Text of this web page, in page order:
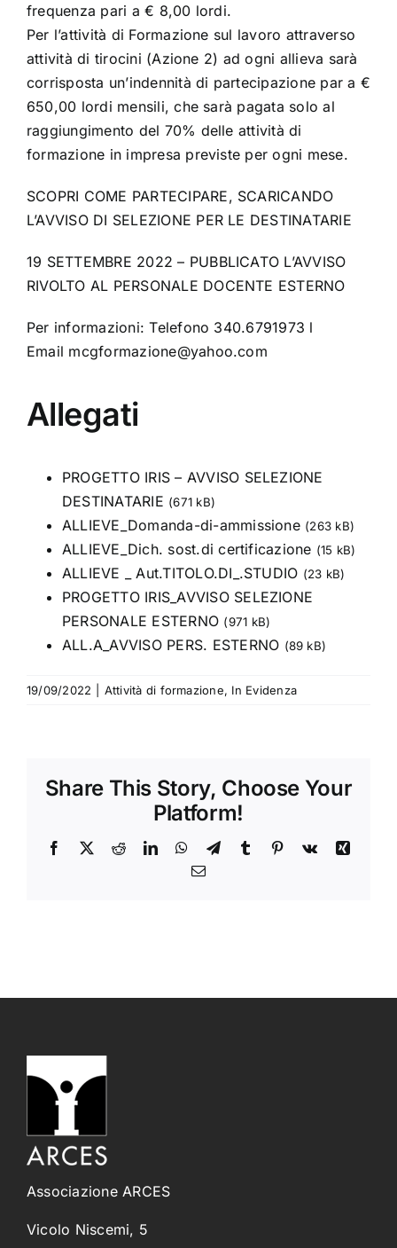
frequenza pari a € 8,00 lordi.
Per l’attività di Formazione sul lavoro attraverso
attività di tirocini (Azione 2) ad ogni allieva sarà
corrisposta un’indennità di partecipazione par a €
650,00 lordi mensili, che sarà pagata solo al
raggiungimento del 70% delle attività di
formazione in impresa previste per ogni mese.
SCOPRI COME PARTECIPARE, SCARICANDO
L’AVVISO DI SELEZIONE PER LE DESTINATARIE
19 SETTEMBRE 2022 – PUBBLICATO L’AVVISO
RIVOLTO AL PERSONALE DOCENTE ESTERNO
Per informazioni: Telefono 340.6791973 l
Email mcgformazione@yahoo.com
Allegati
PROGETTO IRIS – AVVISO SELEZIONE
DESTINATARIE (671 kB)
ALLIEVE_Domanda-di-ammissione (263 kB)
ALLIEVE_Dich. sost.di certificazione (15 kB)
ALLIEVE _ Aut.TITOLO.DI_.STUDIO (23 kB)
PROGETTO IRIS_AVVISO SELEZIONE
PERSONALE ESTERNO (971 kB)
ALL.A_AVVISO PERS. ESTERNO (89 kB)
19/09/2022 Attività di formazione, In Evidenza
Share This Story, Choose Your
Platform!
Facebook
X RedditLinkedInWhatsApp
TelegramTumblr Pinterest
Vk
Xing
Email
Associazione ARCES
Vicolo Niscemi, 5